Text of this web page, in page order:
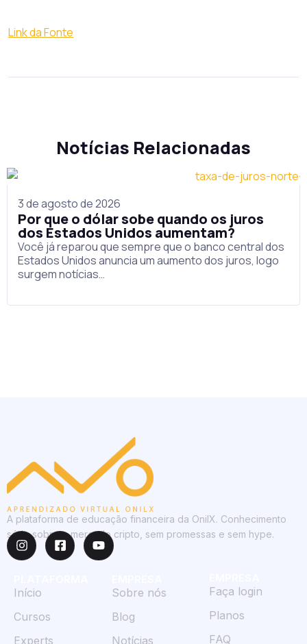
Link da Fonte
Notícias Relacionadas
3 de agosto de 2026
Por que o dólar sobe quando os juros
dos Estados Unidos aumentam?
Você já reparou que sempre que o banco central dos
Estados Unidos anuncia um aumento dos juros, logo
surgem notícias…
A plataforma de educação financeira da OnilX. Conhecimento
sério sobre o mercado cripto, sem promessas e sem hype.
Início
Cursos
Experts
Sobre nós
Blog
Notícias
Faça login
Planos
FAQ